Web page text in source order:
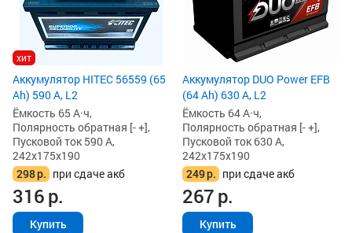
хит
Аккумулятор HITEC 56559 (65
Ah) 590 А, L2
Ёмкость 65 А·ч,
Полярность обратная [- +],
Пусковой ток 590 А,
242x175x190
298р. при сдаче акб
316р.
Купить
Аккумулятор DUO Power EFB
(64 Ah) 630 А, L2
Ёмкость 64 А·ч,
Полярность обратная [- +],
Пусковой ток 630 А,
242x175x190
249р. при сдаче акб
267р.
Купить